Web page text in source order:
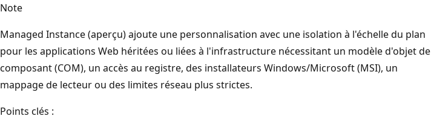
Note
Managed Instance (aperçu) ajoute une personnalisation avec une isolation à l'échelle du plan
pour les applications Web héritées ou liées à l'infrastructure nécessitant un modèle d'objet de
composant (COM), un accès au registre, des installateurs Windows/Microsoft (MSI), un
mappage de lecteur ou des limites réseau plus strictes.
Points clés :